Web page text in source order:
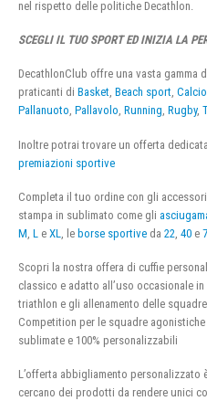
nel rispetto delle politiche Decathlon.
SCEGLI IL TUO SPORT ED INIZIA LA
DecathlonClub offre una vasta
praticanti di Basket, Beach sport, Calcio
Pallanuoto, Pallavolo, Running, Rugby,
Inoltre potrai trovare un offerta
premiazioni sportive
Completa il tuo ordine con gli
stampa in sublimato come gli
M L e XL , le borse sportive da 22 40 e
Scopri la nostra offera di cuffie
classico e adatto all’uso occasionale
triathlon e gli allenamento delle
Competition per le squadre
sublimate e 100% personalizzabili
L’offerta abbigliamento
cercano dei prodotti da rendere unici